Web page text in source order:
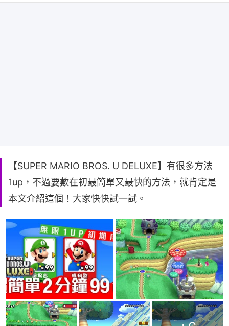
【SUPER MARIO BROS. U DELUXE】有很多方法
1up，不過要數在初最簡單又最快的方法，就肯定是
本文介紹這個！大家快快試一試。